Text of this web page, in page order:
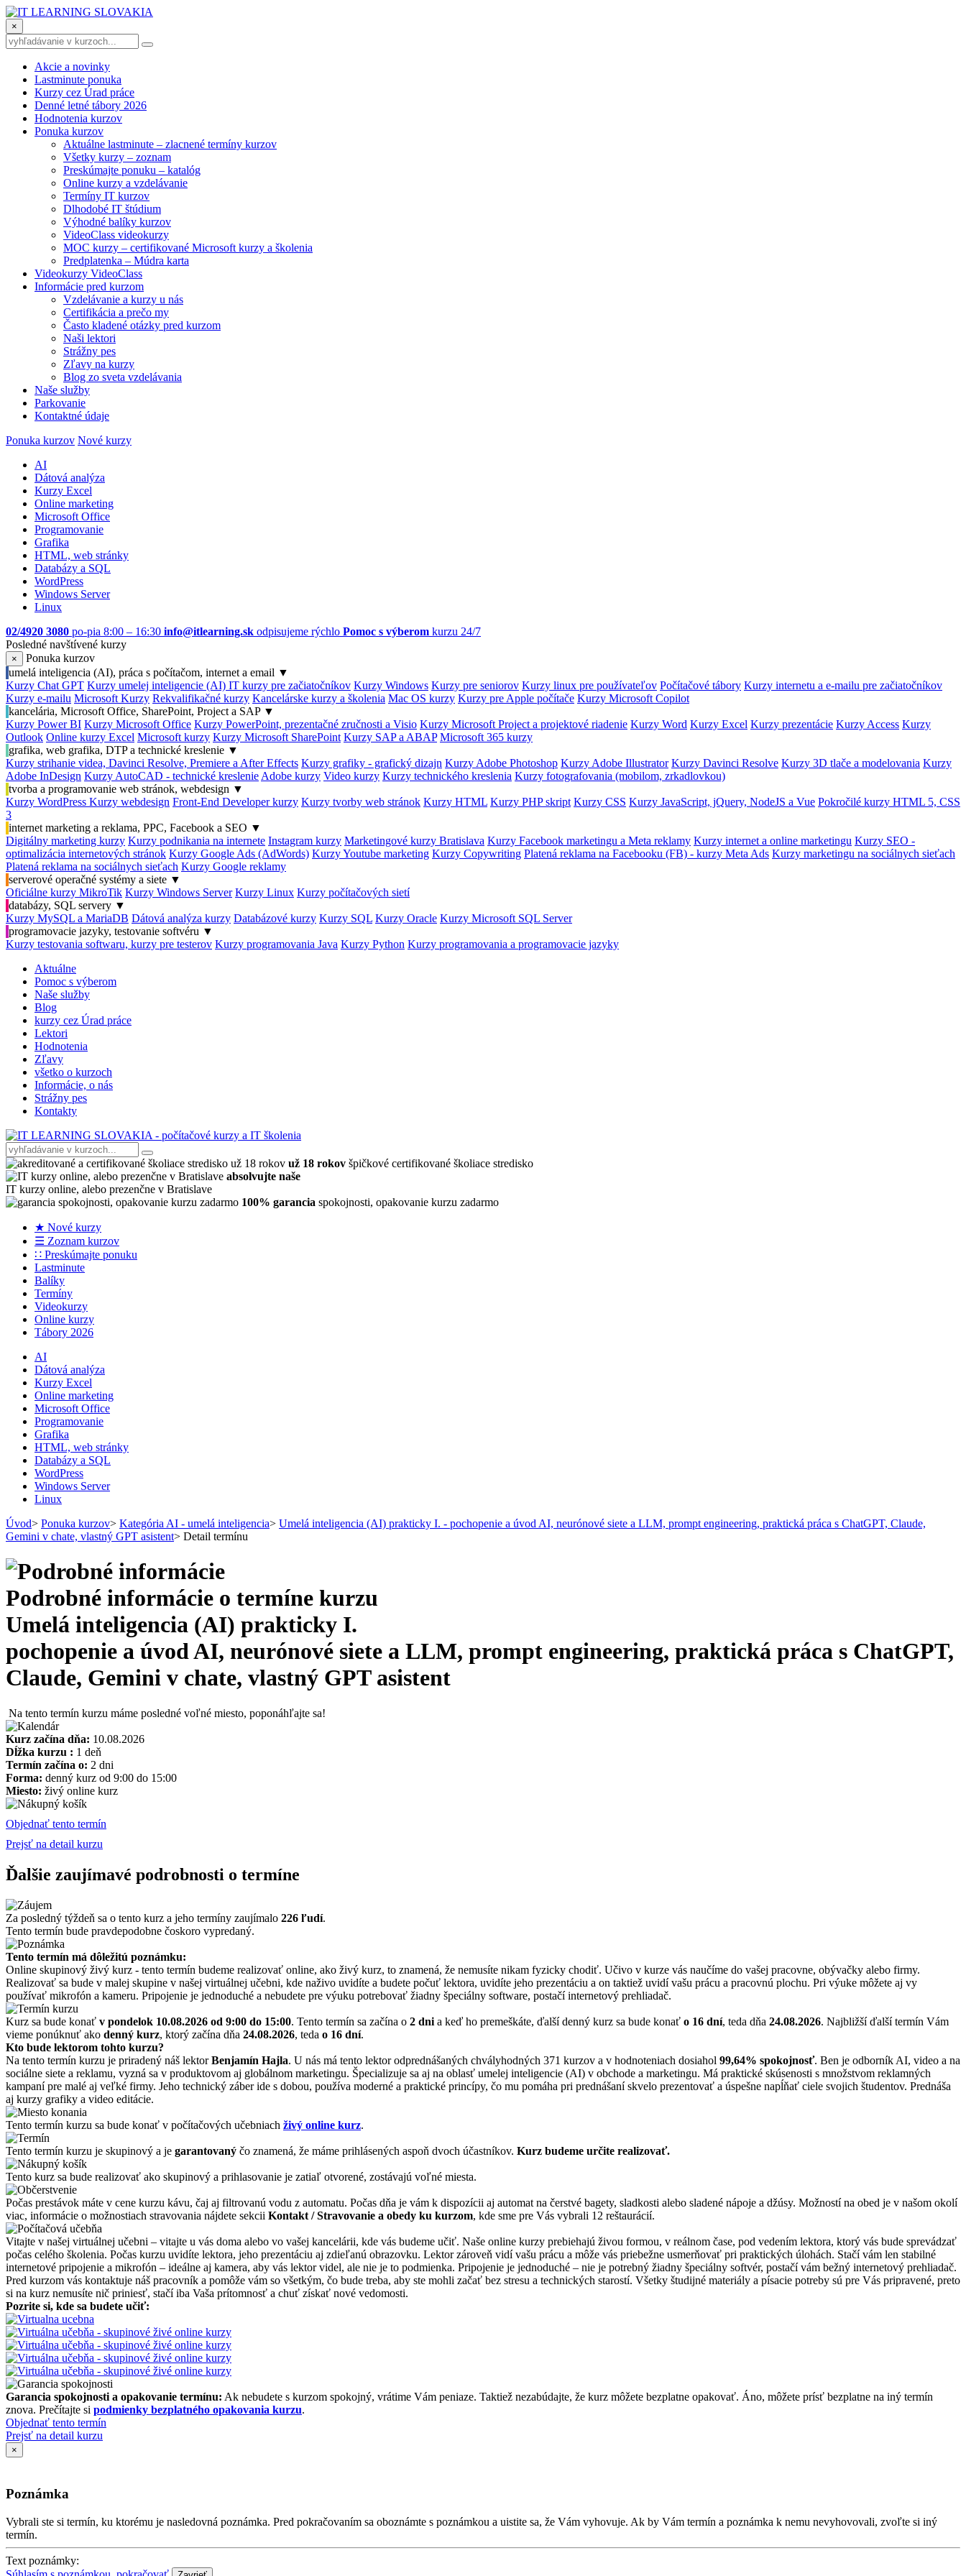
×
Akcie a novinky
Lastminute ponuka
Kurzy cez Úrad práce
Denné letné tábory 2026
Hodnotenia kurzov
Ponuka kurzov
Aktuálne lastminute – zlacnené termíny kurzov
Všetky kurzy – zoznam
Preskúmajte ponuku – katalóg
Online kurzy a vzdelávanie
Termíny IT kurzov
Dlhodobé IT štúdium
Výhodné balíky kurzov
VideoClass videokurzy
MOC kurzy – certifikované Microsoft kurzy a školenia
Predplatenka – Múdra karta
Videokurzy VideoClass
Informácie pred kurzom
Vzdelávanie a kurzy u nás
Certifikácia a prečo my
Často kladené otázky pred kurzom
Naši lektori
Strážny pes
Zľavy na kurzy
Blog zo sveta vzdelávania
Naše služby
Parkovanie
Kontaktné údaje
Ponuka kurzov Nové kurzy
AI
Dátová analýza
Kurzy Excel
Online marketing
Microsoft Office
Programovanie
Grafika
HTML, web stránky
Databázy a SQL
WordPress
Windows Server
Linux
02/4920 3080 po-pia 8:00 – 16:30 info@itlearning.sk odpisujeme rýchlo Pomoc s výberom kurzu 24/7
Posledné navštívené kurzy
×
Ponuka kurzov
umelá inteligencia (AI), práca s počítačom, internet a email ▼
Kurzy Chat GPT Kurzy umelej inteligencie (AI) IT kurzy pre začiatočníkov Kurzy Windows Kurzy pre seniorov Kurzy linux pre používateľov Počítačové tábory Kurzy internetu a e-mailu pre začiatočníkov
Kurzy e-mailu Microsoft Kurzy Rekvalifikačné kurzy Kancelárske kurzy a školenia Mac OS kurzy Kurzy pre Apple počítače Kurzy Microsoft Copilot
kancelária, Microsoft Office, SharePoint, Project a SAP ▼
Kurzy Power BI Kurzy Microsoft Office Kurzy PowerPoint, prezentačné zručnosti a Visio Kurzy Microsoft Project a projektové riadenie Kurzy Word Kurzy Excel Kurzy prezentácie Kurzy Access Kurzy
Outlook Online kurzy Excel Microsoft kurzy Kurzy Microsoft SharePoint Kurzy SAP a ABAP Microsoft 365 kurzy
grafika, web grafika, DTP a technické kreslenie ▼
Kurzy strihanie videa, Davinci Resolve, Premiere a After Effects Kurzy grafiky - grafický dizajn Kurzy Adobe Photoshop Kurzy Adobe Illustrator Kurzy Davinci Resolve Kurzy 3D tlače a modelovania Kurzy
Adobe InDesign Kurzy AutoCAD - technické kreslenie Adobe kurzy Video kurzy Kurzy technického kreslenia Kurzy fotografovania (mobilom, zrkadlovkou)
tvorba a programovanie web stránok, webdesign ▼
Kurzy WordPress Kurzy webdesign Front-End Developer kurzy Kurzy tvorby web stránok Kurzy HTML Kurzy PHP skript Kurzy CSS Kurzy JavaScript, jQuery, NodeJS a Vue Pokročilé kurzy HTML 5, CSS
3
internet marketing a reklama, PPC, Facebook a SEO ▼
Digitálny marketing kurzy Kurzy podnikania na internete Instagram kurzy Marketingové kurzy Bratislava Kurzy Facebook marketingu a Meta reklamy Kurzy internet a online marketingu Kurzy SEO -
optimalizácia internetových stránok Kurzy Google Ads (AdWords) Kurzy Youtube marketing Kurzy Copywriting Platená reklama na Facebooku (FB) - kurzy Meta Ads Kurzy marketingu na sociálnych sieťach
Platená reklama na sociálnych sieťach Kurzy Google reklamy
serverové operačné systémy a siete ▼
Oficiálne kurzy MikroTik Kurzy Windows Server Kurzy Linux Kurzy počítačových sietí
databázy, SQL servery ▼
Kurzy MySQL a MariaDB Dátová analýza kurzy Databázové kurzy Kurzy SQL Kurzy Oracle Kurzy Microsoft SQL Server
programovacie jazyky, testovanie softvéru ▼
Kurzy testovania softwaru, kurzy pre testerov Kurzy programovania Java Kurzy Python Kurzy programovania a programovacie jazyky
Aktuálne
Pomoc s výberom
Naše služby
Blog
kurzy cez Úrad práce
Lektori
Hodnotenia
Zľavy
všetko o kurzoch
Informácie, o nás
Strážny pes
Kontakty
už 18 rokov špičkové certifikované školiace stredisko
absolvujte naše
IT kurzy online, alebo prezenčne v Bratislave
100% garancia spokojnosti, opakovanie kurzu zadarmo
★ Nové kurzy
☰ Zoznam kurzov
∷ Preskúmajte ponuku
Lastminute
Balíky
Termíny
Videokurzy
Online kurzy
Tábory 2026
AI
Dátová analýza
Kurzy Excel
Online marketing
Microsoft Office
Programovanie
Grafika
HTML, web stránky
Databázy a SQL
WordPress
Windows Server
Linux
Úvod> Ponuka kurzov> Kategória AI - umelá inteligencia> Umelá inteligencia (AI) prakticky I. - pochopenie a úvod AI, neurónové siete a LLM, prompt engineering, praktická práca s ChatGPT, Claude,
Gemini v chate, vlastný GPT asistent> Detail termínu
Podrobné informácie o termíne kurzu
Umelá inteligencia (AI) prakticky I.
pochopenie a úvod AI, neurónové siete a LLM, prompt engineering, praktická práca s ChatGPT,
Claude, Gemini v chate, vlastný GPT asistent
Na tento termín kurzu máme posledné voľné miesto, poponáhľajte sa!
Kurz začína dňa: 10.08.2026
Dĺžka kurzu : 1 deň
Termín začína o: 2 dni
Forma: denný kurz od 9:00 do 15:00
Miesto: živý online kurz
Objednať tento termín
Prejsť na detail kurzu
Ďalšie zaujímavé podrobnosti o termíne
Za posledný týždeň sa o tento kurz a jeho termíny zaujímalo 226 ľudí.
Tento termín bude pravdepodobne čoskoro vypredaný.
Tento termín má dôležitú poznámku:
Online skupinový živý kurz - tento termín budeme realizovať online, ako živý kurz, to znamená, že nemusíte nikam fyzicky chodiť. Učivo v kurze vás naučíme do vašej pracovne, obývačky alebo firmy.
Realizovať sa bude v malej skupine v našej virtuálnej učebni, kde naživo uvidíte a budete počuť lektora, uvidíte jeho prezentáciu a on taktiež uvidí vašu prácu a pracovnú plochu. Pri výuke môžete aj vy
používať mikrofón a kameru. Pripojenie je jednoduché a nebudete pre výuku potrebovať žiadny špeciálny software, postačí internetový prehliadač.
Kurz sa bude konať v pondelok 10.08.2026 od 9:00 do 15:00. Tento termín sa začína o 2 dni a keď ho premeškáte, ďalší denný kurz sa bude konať o 16 dní, teda dňa 24.08.2026. Najbližší ďalší termín Vám
vieme ponúknuť ako denný kurz, ktorý začína dňa 24.08.2026, teda o 16 dní.
Kto bude lektorom tohto kurzu?
Na tento termín kurzu je priradený náš lektorBenjamín Hajla. U nás má tento lektor odprednášaných chvályhodných 371 kurzov a v hodnoteniach dosiahol 99,64% spokojnosť. Ben je odborník AI, video a na
sociálne siete a reklamu, vyzná sa v produktovom aj globálnom marketingu. Špecializuje sa aj na oblasť umelej inteligencie (AI) v obchode a marketingu. Má praktické skúsenosti s množstvom reklamných
kampaní pre malé aj veľké firmy. Jeho technický záber ide s dobou, používa moderné a praktické princípy, čo mu pomáha pri prednášaní skvelo prezentovať a úspešne napĺňať ciele svojich študentov. Prednáša
aj kurzy grafiky a video editácie.
Tento termín kurzu sa bude konať v počítačových učebniach živý online kurz.
Tento termín kurzu je skupinový a je garantovaný čo znamená, že máme prihlásených aspoň dvoch účastníkov. Kurz budeme určite realizovať.
Tento kurz sa bude realizovať ako skupinový a prihlasovanie je zatiaľ otvorené, zostávajú voľné miesta.
Počas prestávok máte v cene kurzu kávu, čaj aj filtrovanú vodu z automatu. Počas dňa je vám k dispozícii aj automat na čerstvé bagety, sladkosti alebo sladené nápoje a džúsy. Možností na obed je v našom okolí
viac, informácie o možnostiach stravovania nájdete sekcii Kontakt / Stravovanie a obedy ku kurzom, kde sme pre Vás vybrali 12 reštaurácií.
Vitajte v našej virtuálnej učebni – vitajte u vás doma alebo vo vašej kancelárii, kde vás budeme učiť. Naše online kurzy prebiehajú živou formou, v reálnom čase, pod vedením lektora, ktorý vás bude sprevádzať
počas celého školenia. Počas kurzu uvidíte lektora, jeho prezentáciu aj zdieľanú obrazovku. Lektor zároveň vidí vašu prácu a môže vás priebežne usmerňovať pri praktických úlohách. Stačí vám len stabilné
internetové pripojenie a mikrofón – ideálne aj kamera, aby vás lektor videl, ale nie je to podmienka. Pripojenie je jednoduché – nie je potrebný žiadny špeciálny softvér, postačí vám bežný internetový prehliadač.
Pred kurzom vás kontaktuje náš pracovník a pomôže vám so všetkým, čo bude treba, aby ste mohli začať bez stresu a technických starostí. Všetky študijné materiály a písacie potreby sú pre Vás pripravené, preto
si na kurz nemusíte nič priniesť, stačí iba Vaša prítomnosť a chuť získať nové vedomosti.
Pozrite si, kde sa budete učiť:
Garancia spokojnosti a opakovanie termínu: Ak nebudete s kurzom spokojný, vrátime Vám peniaze. Taktiež nezabúdajte, že kurz môžete bezplatne opakovať. Áno, môžete prísť bezplatne na iný termín
znova. Prečítajte si podmienky bezplatného opakovania kurzu.
Objednať tento termín
Prejsť na detail kurzu
×
Poznámka
Vybrali ste si termín, ku ktorému je nasledovná poznámka. Pred pokračovaním sa oboznámte s poznámkou a uistite sa, že Vám vyhovuje. Ak by Vám termín a poznámka k nemu nevyhovovali, zvoľte si iný
termín.
Text poznámky: